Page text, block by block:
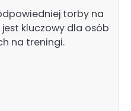
torby na
jest kluczowy dla osób
na treningi.